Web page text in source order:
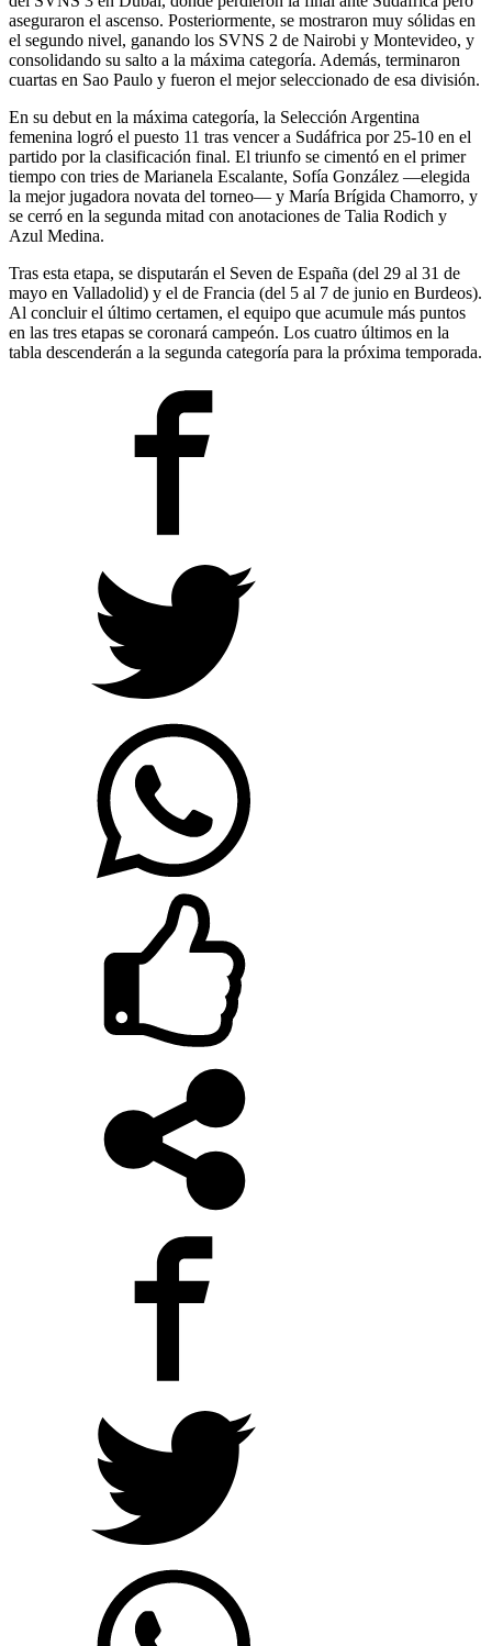
aseguraron el ascenso. Posteriormente, se mostraron muy sólidas en
el segundo nivel, ganando los SVNS 2 de Nairobi y Montevideo, y
consolidando su salto a la máxima categoría. Además, terminaron
cuartas en Sao Paulo y fueron el mejor seleccionado de esa división.
En su debut en la máxima categoría, la Selección Argentina
femenina logró el puesto 11 tras vencer a Sudáfrica por 25-10 en el
partido por la clasificación final. El triunfo se cimentó en el primer
tiempo con tries de Marianela Escalante, Sofía González —elegida
la mejor jugadora novata del torneo— y María Brígida Chamorro, y
se cerró en la segunda mitad con anotaciones de Talia Rodich y
Azul Medina.
Tras esta etapa, se disputarán el Seven de España (del 29 al 31 de
mayo en Valladolid) y el de Francia (del 5 al 7 de junio en Burdeos).
Al concluir el último certamen, el equipo que acumule más puntos
en las tres etapas se coronará campeón. Los cuatro últimos en la
tabla descenderán a la segunda categoría para la próxima temporada.